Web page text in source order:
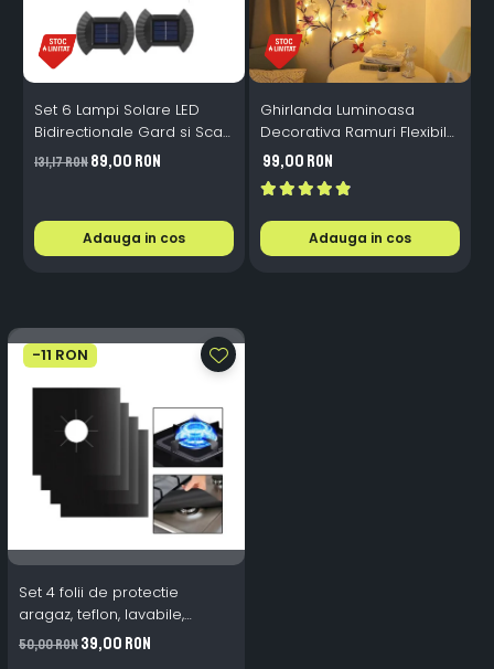
Set 6 Lampi Solare LED
Bidirectionale Gard si Scari
- 200mAh, IP65, Alb Cald,
Senzor Automat
131,17 RON89,00 RON
Adauga in cos
Ghirlanda Luminoasa
Decorativa Ramuri Flexibile
1.6m 72 LED USB
Telecomanda
99,00 RON
Adauga in cos
-11 RON
Set 4 folii de protectie
aragaz, teflon, lavabile,
reutilizabile, Negru/Gri
50,00 RON39,00 RON